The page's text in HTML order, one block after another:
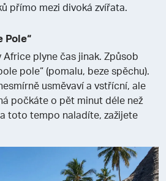
přímo mezi divoká zvířata.
Pole“
Africe plyne čas jinak. Způsob
pole“ (pomalu, beze spěchu).
usměvaví a vstřícní, ale
počkáte o pět minut déle než
toto tempo naladíte, zažijete